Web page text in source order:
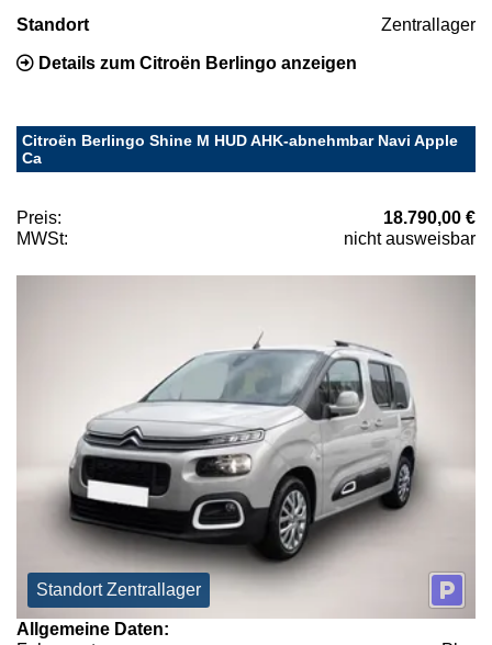
Standort Zentrallager
Details zum Citroën Berlingo anzeigen
Citroën Berlingo Shine M HUD AHK-abnehmbar Navi Apple
Ca
Preis:
18.790,00 €
MWSt:
nicht ausweisbar
Standort Zentrallager
Allgemeine Daten: